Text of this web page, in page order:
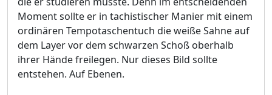
Moment sollte er in tachistischer Manier mit einem
ordinären Tempotaschentuch die weiße Sahne auf
dem Layer vor dem schwarzen Schoß oberhalb
ihrer Hände freilegen. Nur dieses Bild sollte
entstehen. Auf Ebenen.